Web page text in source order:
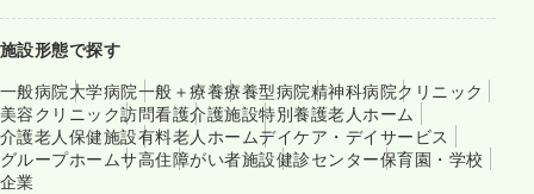
施設形態で探す
一般病院大学病院一般＋療養療養型病院精神科病院クリニック
美容クリニック訪問看護介護施設特別養護老人ホーム
介護老人保健施設有料老人ホームデイケア・デイサービス
グループホームサ高住障がい者施設健診センター保育園・学校
企業